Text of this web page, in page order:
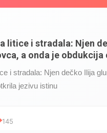
litice i stradala: Njen
a onda je
i stradala: Njen dečko Ilija
jezivu istinu
145